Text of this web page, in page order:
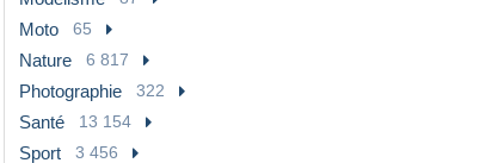
Moto 65
Nature 6 817
Photographie 322
Santé 13 154
Sport 3 456